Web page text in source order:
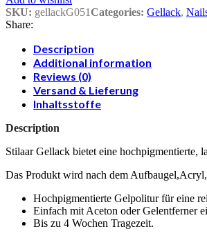
SKU: gellackG051Categories: Gellack,
Share:
Description
Additional information
Reviews (0)
Versand & Lieferung
Inhaltsstoffe
Description
Stilaar Gellack bietet eine hochpigmentierte,
Das Produkt wird nach dem
Hochpigmentierte Gelpolitur für eine
Einfach mit Aceton oder Gelentferner
Bis zu 4 Wochen Tragezeit.